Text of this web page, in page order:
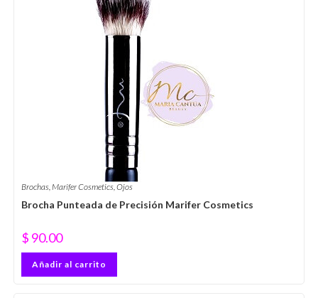
Brochas, Marifer Cosmetics, Ojos
Brocha Punteada de Precisión Marifer Cosmetics
$ 90.00
Añadir al carrito